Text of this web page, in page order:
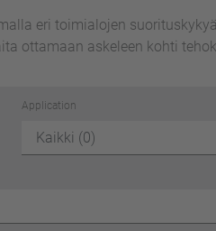
eri toimialojen
ottamaan askeleen kohti
Application